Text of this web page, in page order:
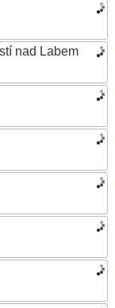
nad Labem